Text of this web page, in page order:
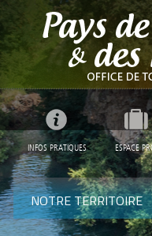
INFOS PRATIQUES ESPACE
NOTRE TERRITOIRE